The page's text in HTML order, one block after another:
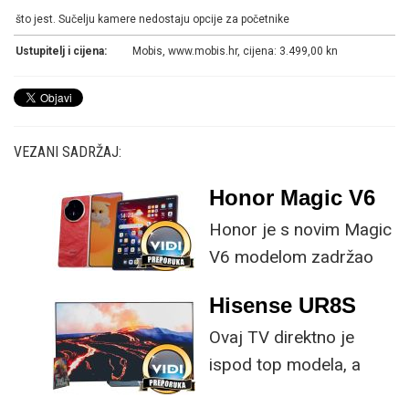
što jest. Sučelju kamere nedostaju opcije za početnike
Ustupitelj i cijena: Mobis, www.mobis.hr, cijena: 3.499,00 kn
VEZANI SADRŽAJ:
Honor Magic V6
Honor je s novim Magic
V6 modelom zadržao
specifikacije, no
istovremeno
implementirao
Hisense UR8S
Ovaj TV direktno je
ispod top modela, a